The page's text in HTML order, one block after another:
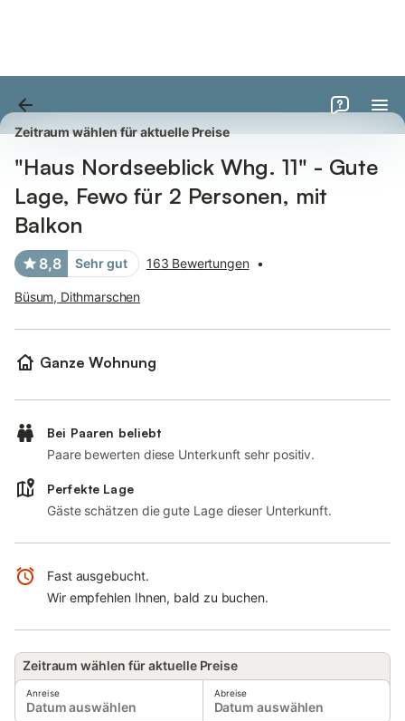
Zeitraum wählen für aktuelle Preise
"Haus Nordseeblick Whg. 11" - Gute
Lage, Fewo für 2 Personen, mit
Balkon
8,8 Sehr gut 163 Bewertungen •
Büsum, Dithmarschen
Ganze Wohnung
Bei Paaren beliebt
Paare bewerten diese Unterkunft sehr positiv.
Perfekte Lage
Gäste schätzen die gute Lage dieser Unterkunft.
Fast ausgebucht.
Wir empfehlen Ihnen, bald zu buchen.
Zeitraum wählen für aktuelle Preise
Anreise
Datum auswählen
Abreise
Datum auswählen